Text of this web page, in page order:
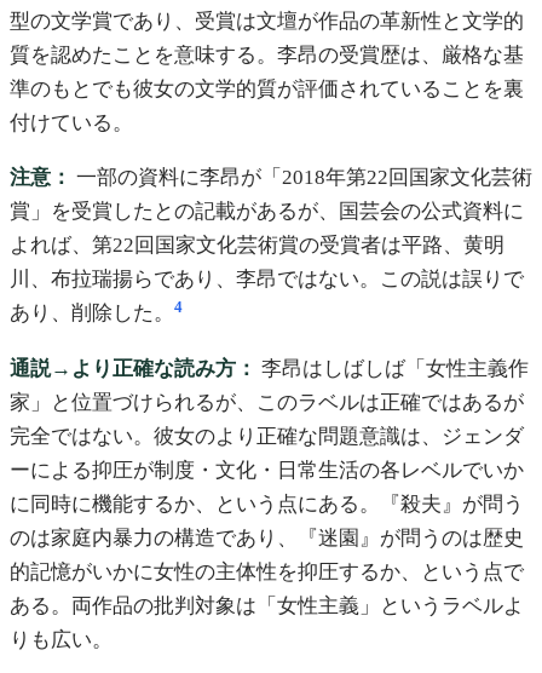
型の文学賞であり、受賞は文壇が作品の革新性と文学的
質を認めたことを意味する。李昂の受賞歴は、厳格な基
準のもとでも彼女の文学的質が評価されていることを裏
付けている。
注意： 一部の資料に李昂が「2018年第22回国家文化芸術
賞」を受賞したとの記載があるが、国芸会の公式資料に
よれば、第22回国家文化芸術賞の受賞者は平路、黄明
川、布拉瑞揚らであり、李昂ではない。この説は誤りで
あり、削除した。
4
通説→より正確な読み方： 李昂はしばしば「女性主義作
家」と位置づけられるが、このラベルは正確ではあるが
完全ではない。彼女のより正確な問題意識は、ジェンダ
ーによる抑圧が制度・文化・日常生活の各レベルでいか
に同時に機能するか、という点にある。『殺夫』が問う
のは家庭内暴力の構造であり、『迷園』が問うのは歴史
的記憶がいかに女性の主体性を抑圧するか、という点で
ある。両作品の批判対象は「女性主義」というラベルよ
りも広い。